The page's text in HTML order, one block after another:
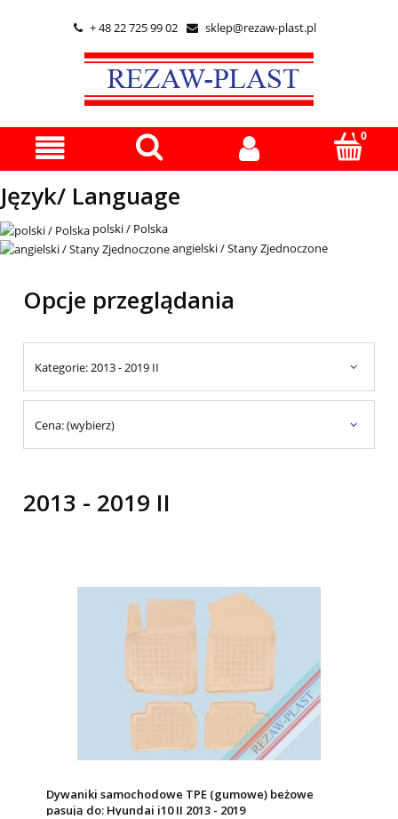
 + 48 22 725 99 02  sklep@rezaw-plast.pl
Język/ Language
polski / Polska
angielski / Stany Zjednoczone
Opcje przeglądania
Kategorie: 2013 - 2019 II
Cena: (wybierz)
2013 - 2019 II
Dywaniki samochodowe TPE (gumowe) beżowe
pasują do: Hyundai i10 II 2013 - 2019